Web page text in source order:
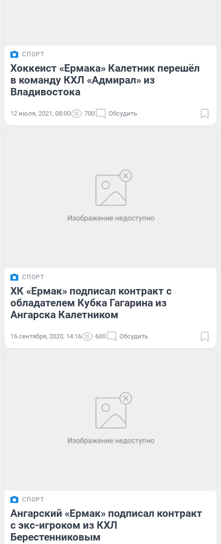
СПОРТ
Хоккеист «Ермака» Калетник перешёл
в команду КХЛ «Адмирал» из
Владивостока
12 июля, 2021, 08:00 700 Обсудить
СПОРТ
ХК «Ермак» подписал контракт с
обладателем Кубка Гагарина из
Ангарска Калетником
16 сентября, 2020, 14:16 600 Обсудить
СПОРТ
Ангарский «Ермак» подписал контракт
с экс-игроком из КХЛ
Берестенниковым